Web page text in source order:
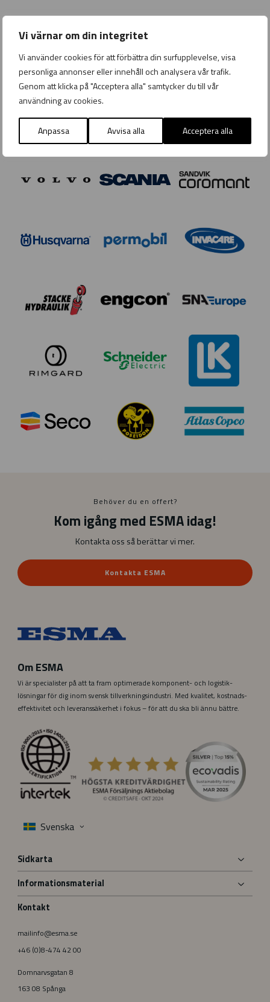
Vi värnar om din integritet
Vi använder cookies för att förbättra din surfupplevelse, visa
personliga annonser eller innehåll och analysera vår trafik.
Genom att klicka på "Acceptera alla" samtycker du till vår
användning av cookies.
Anpassa Avvisa alla Acceptera alla
Växthusgasrapport
ESMA
Klicka här för att se rapporten
Några av våra partners
Behöver du en offert?
Kom igång med ESMA idag!
Kontakta oss så berättar vi mer.
Kontakta ESMA
Om ESMA
Vi är specialister på att ta fram optimerade komponent- och logistik­
lösningar för dig inom svensk tillverknings­industri. Med kvalitet, kostnads­­­
effektivitet och leverans­säkerhet i fokus – för att du ska bli ännu bättre.
Sidkarta
Informationsmaterial
Kontakt
mailinfo@esma.se
+46 (0)8-474 42 00
Domnarvsgatan 8
163 08 Spånga